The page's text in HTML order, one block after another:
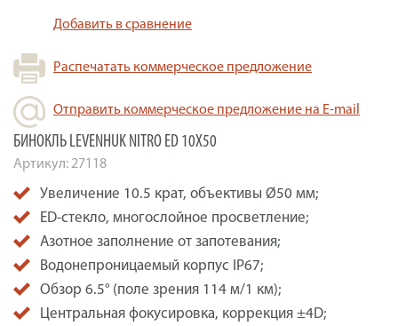
Добавить в сравнение
Распечатать коммерческое предложение
Отправить коммерческое предложение на E-mail
БИНОКЛЬ LEVENHUK NITRO ED 10X50
Артикул:27118
Увеличение 10.5 крат, объективы Ø50 мм;
ED-стекло, многослойное просветление;
Азотное заполнение от запотевания;
Водонепроницаемый корпус IP67;
Обзор 6.5° (поле зрения 114 м/1 км);
Центральная фокусировка, коррекция ±4D;